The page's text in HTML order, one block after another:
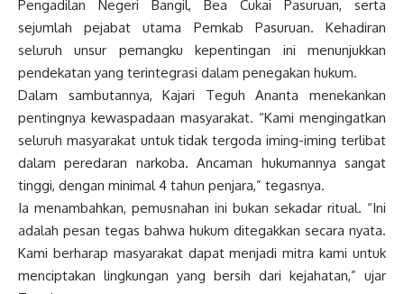
Pengadilan Negeri Bangil, Bea Cukai Pasuruan, serta
sejumlah pejabat utama Pemkab Pasuruan. Kehadiran
seluruh unsur pemangku kepentingan ini menunjukkan
pendekatan yang terintegrasi dalam penegakan hukum.
Dalam sambutannya, Kajari Teguh Ananta menekankan
pentingnya kewaspadaan masyarakat. “Kami mengingatkan
seluruh masyarakat untuk tidak tergoda iming-iming terlibat
dalam peredaran narkoba. Ancaman hukumannya sangat
tinggi, dengan minimal 4 tahun penjara,” tegasnya.
Ia menambahkan, pemusnahan ini bukan sekadar ritual. “Ini
adalah pesan tegas bahwa hukum ditegakkan secara nyata.
Kami berharap masyarakat dapat menjadi mitra kami untuk
menciptakan lingkungan yang bersih dari kejahatan,” ujar